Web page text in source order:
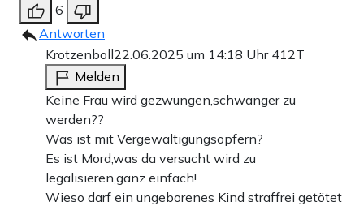
6
Antworten
Krotzenboll22.06.2025 um 14:18 Uhr 412T
Melden
Keine Frau wird gezwungen,schwanger zu
werden??
Was ist mit Vergewaltigungsopfern?
Es ist Mord,was da versucht wird zu
legalisieren,ganz einfach!
Wieso darf ein ungeborenes Kind straffrei getötet